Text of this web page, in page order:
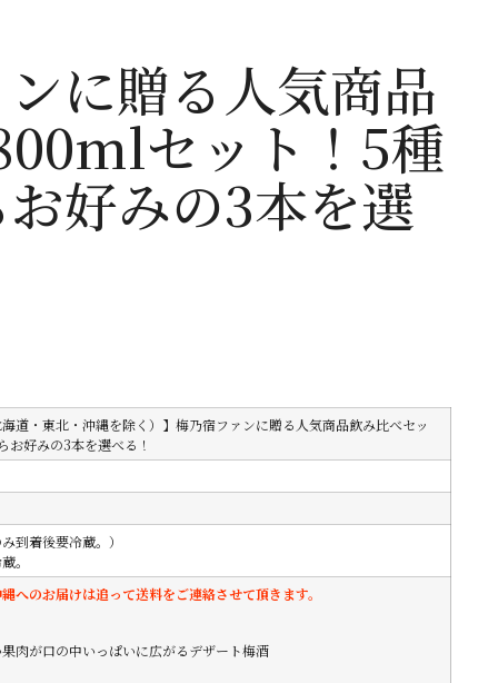
に贈る人気商品
セット！5種
好みの3本を選
道・東北・沖縄を除く）】梅乃宿ファンに贈る人気商品飲み比べセッ
お好みの3本を選べる！
到着後要冷蔵。）
。
へのお届けは追って送料をご連絡させて頂きます。
肉が口の中いっぱいに広がるデザート梅酒